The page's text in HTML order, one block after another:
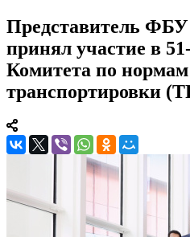
Представитель
принял участие в
Комитета по нормам
транспортировки